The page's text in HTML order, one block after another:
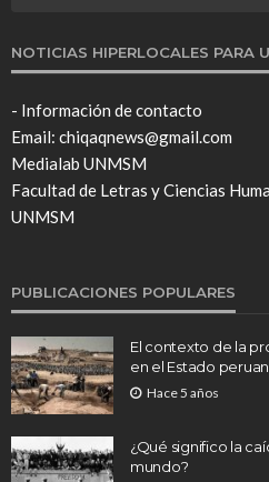
NOTICIAS HIPERLOCALES PARA
- Información de contacto
Email: chiqaqnews@gmail.com
Medialab UNMSM
Facultad de Letras y Ciencias
UNMSM
PUBLICACIONES POPULARES
El contexto de la
en el Estado
Hace 5 años
¿Qué significo la
mundo?